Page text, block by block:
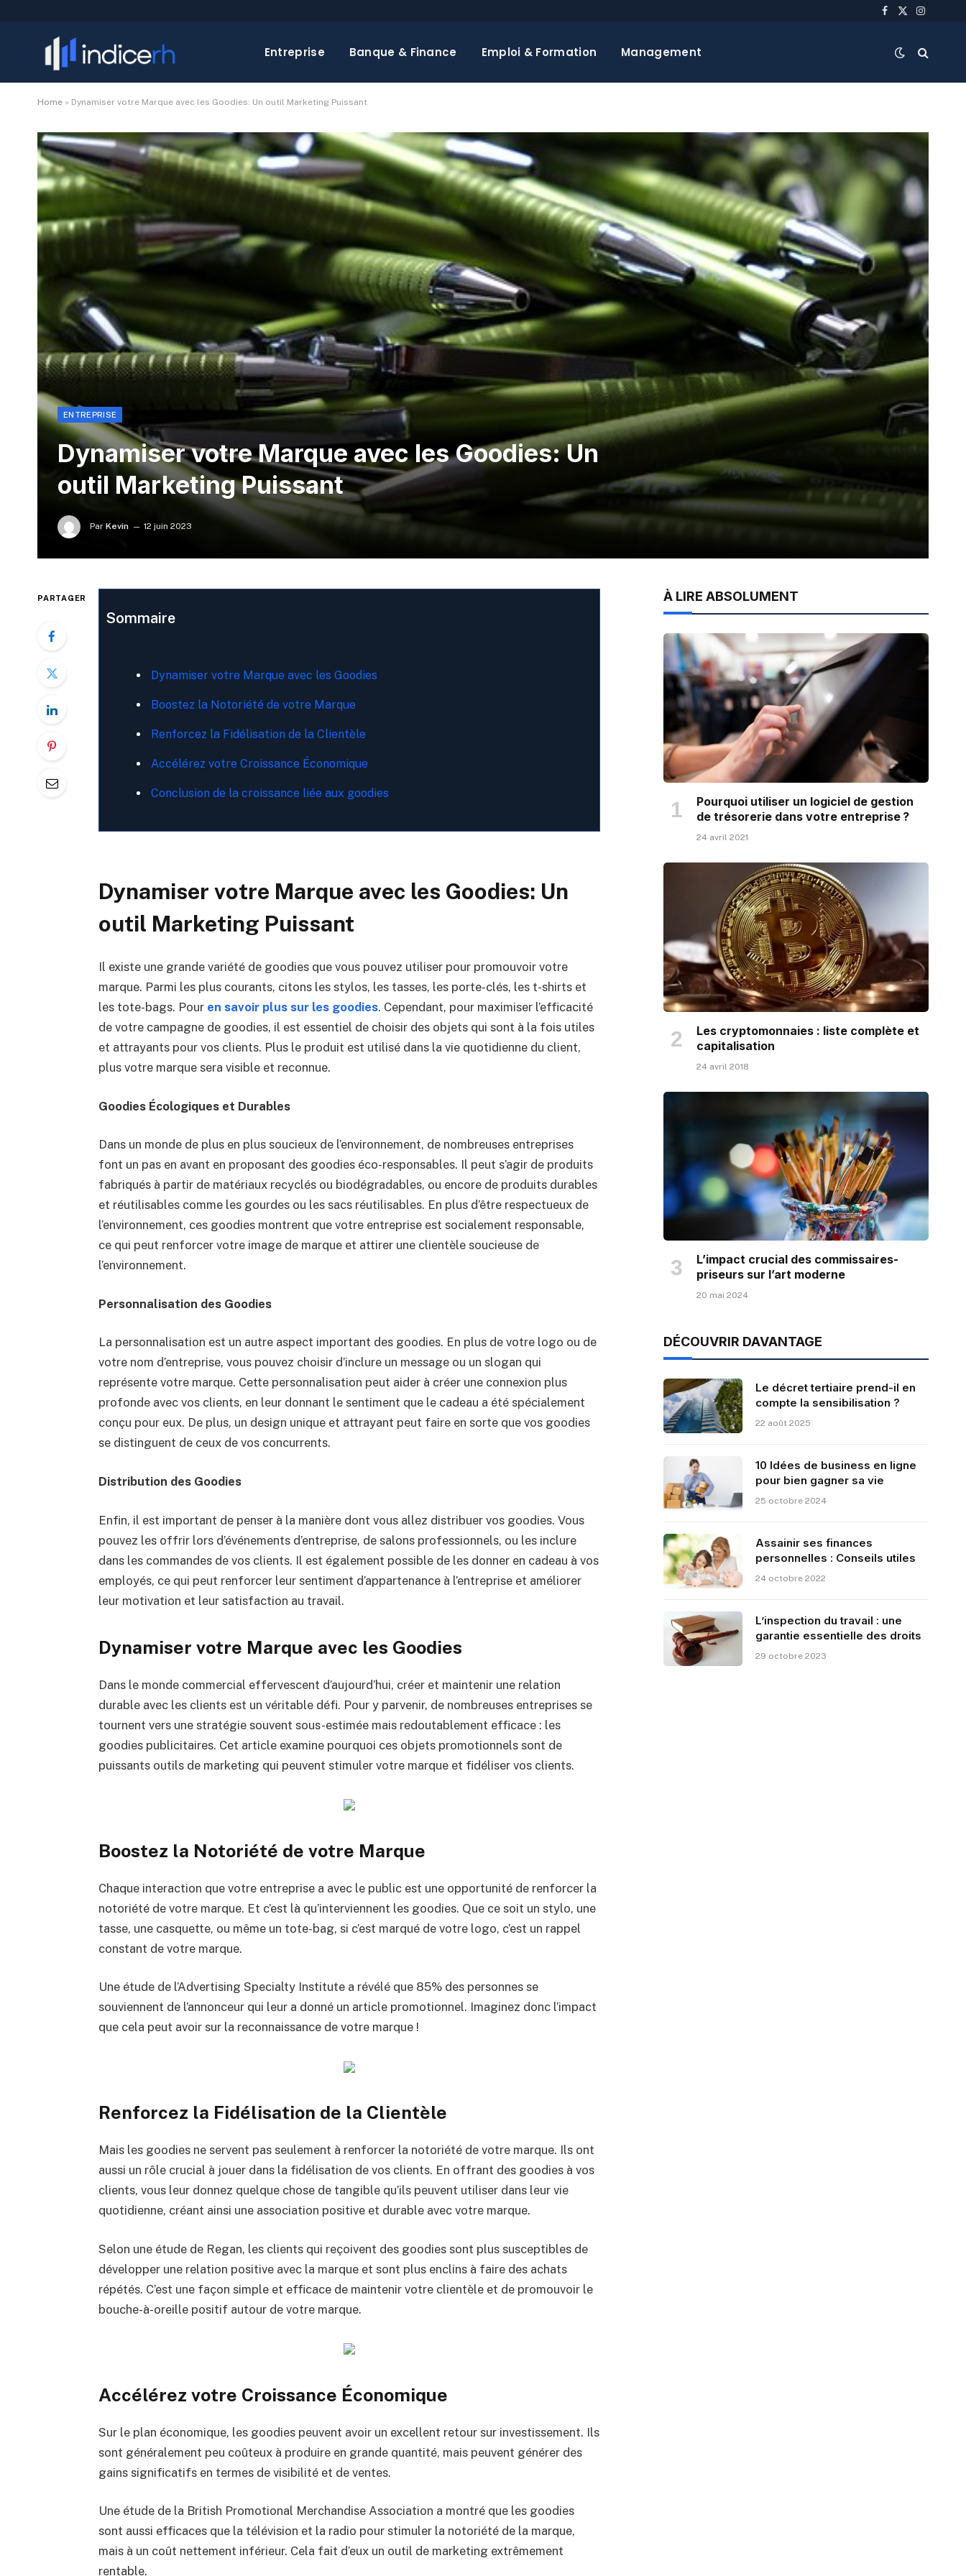
Facebook
X
Entreprise Banque & Finance Emploi & Formation Management
Home » Dynamiser votre Marque avec les Goodies: Un outil Marketing Puissant
ENTREPRISE
Dynamiser votre Marque avec les Goodies: Un
outil Marketing Puissant
Par Kevin 12 juin 2023
PARTAGER
Sommaire
Dynamiser votre Marque avec les Goodies
Boostez la Notoriété de votre Marque
Renforcez la Fidélisation de la Clientèle
Accélérez votre Croissance Économique
Conclusion de la croissance liée aux goodies
Dynamiser votre Marque avec les Goodies: Un
outil Marketing Puissant
Il existe une grande variété de goodies que vous pouvez utiliser pour promouvoir votre
marque. Parmi les plus courants, citons les stylos, les tasses, les porte-clés, les t-shirts et
les tote-bags. Pour en savoir plus sur les goodies. Cependant, pour maximiser l’efficacité
de votre campagne de goodies, il est essentiel de choisir des objets qui sont à la fois utiles
et attrayants pour vos clients. Plus le produit est utilisé dans la vie quotidienne du client,
plus votre marque sera visible et reconnue.
Goodies Écologiques et Durables
Dans un monde de plus en plus soucieux de l’environnement, de nombreuses entreprises
font un pas en avant en proposant des goodies éco-responsables. Il peut s’agir de produits
fabriqués à partir de matériaux recyclés ou biodégradables, ou encore de produits durables
et réutilisables comme les gourdes ou les sacs réutilisables. En plus d’être respectueux de
l’environnement, ces goodies montrent que votre entreprise est socialement responsable,
ce qui peut renforcer votre image de marque et attirer une clientèle soucieuse de
l’environnement.
Personnalisation des Goodies
La personnalisation est un autre aspect important des goodies. En plus de votre logo ou de
votre nom d’entreprise, vous pouvez choisir d’inclure un message ou un slogan qui
représente votre marque. Cette personnalisation peut aider à créer une connexion plus
profonde avec vos clients, en leur donnant le sentiment que le cadeau a été spécialement
conçu pour eux. De plus, un design unique et attrayant peut faire en sorte que vos goodies
se distinguent de ceux de vos concurrents.
Distribution des Goodies
Enfin, il est important de penser à la manière dont vous allez distribuer vos goodies. Vous
pouvez les offrir lors d’événements d’entreprise, de salons professionnels, ou les inclure
dans les commandes de vos clients. Il est également possible de les donner en cadeau à vos
employés, ce qui peut renforcer leur sentiment d’appartenance à l’entreprise et améliorer
leur motivation et leur satisfaction au travail.
Dynamiser votre Marque avec les Goodies
Dans le monde commercial effervescent d’aujourd’hui, créer et maintenir une relation
durable avec les clients est un véritable défi. Pour y parvenir, de nombreuses entreprises se
tournent vers une stratégie souvent sous-estimée mais redoutablement efficace : les
goodies publicitaires. Cet article examine pourquoi ces objets promotionnels sont de
puissants outils de marketing qui peuvent stimuler votre marque et fidéliser vos clients.
Boostez la Notoriété de votre Marque
Chaque interaction que votre entreprise a avec le public est une opportunité de renforcer la
notoriété de votre marque. Et c’est là qu’interviennent les goodies. Que ce soit un stylo, une
tasse, une casquette, ou même un tote-bag, si c’est marqué de votre logo, c’est un rappel
constant de votre marque.
Une étude de l’Advertising Specialty Institute a révélé que 85% des personnes se
souviennent de l’annonceur qui leur a donné un article promotionnel. Imaginez donc l’impact
que cela peut avoir sur la reconnaissance de votre marque !
Renforcez la Fidélisation de la Clientèle
Mais les goodies ne servent pas seulement à renforcer la notoriété de votre marque. Ils ont
aussi un rôle crucial à jouer dans la fidélisation de vos clients. En offrant des goodies à vos
clients, vous leur donnez quelque chose de tangible qu’ils peuvent utiliser dans leur vie
quotidienne, créant ainsi une association positive et durable avec votre marque.
Selon une étude de Regan, les clients qui reçoivent des goodies sont plus susceptibles de
développer une relation positive avec la marque et sont plus enclins à faire des achats
répétés. C’est une façon simple et efficace de maintenir votre clientèle et de promouvoir le
bouche-à-oreille positif autour de votre marque.
Accélérez votre Croissance Économique
Sur le plan économique, les goodies peuvent avoir un excellent retour sur investissement. Ils
sont généralement peu coûteux à produire en grande quantité, mais peuvent générer des
gains significatifs en termes de visibilité et de ventes.
Une étude de la British Promotional Merchandise Association a montré que les goodies
sont aussi efficaces que la télévision et la radio pour stimuler la notoriété de la marque,
mais à un coût nettement inférieur. Cela fait d’eux un outil de marketing extrêmement
rentable.
À LIRE ABSOLUMENT
Pourquoi utiliser un logiciel de gestion
de trésorerie dans votre entreprise ?
24 avril 2021
Les cryptomonnaies : liste complète et
capitalisation
24 avril 2018
L’impact crucial des commissaires-
priseurs sur l’art moderne
20 mai 2024
DÉCOUVRIR DAVANTAGE
Le décret tertiaire prend-il en
compte la sensibilisation ?
22 août 2025
10 Idées de business en ligne
pour bien gagner sa vie
25 octobre 2024
Assainir ses finances
personnelles : Conseils utiles
24 octobre 2022
L’inspection du travail : une
garantie essentielle des droits
29 octobre 2023